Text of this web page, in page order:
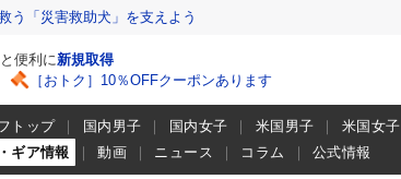
う「災害救助犬」を支えよう
便利に新規取得
［おトク］10％OFFクーポンあります
トップ 国内男子 国内女子 米国男子 米国女子
ギア情報
動画 ニュース コラム 公式情報